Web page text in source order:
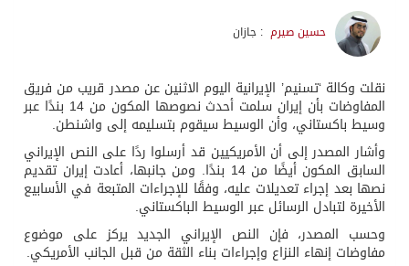
حسين صيرم : جازان
نقلت وكالة ‘تسنيم’ الإيرانية اليوم الاثنين عن مصدر قريب من فريق
المفاوضات بأن إيران سلمت أحدث نصوصها المكون من 14 بندًا عبر
وسيط باكستاني، وأن الوسيط سيقوم بتسليمه إلى واشنطن.
وأشار المصدر إلى أن الأمريكيين قد أرسلوا ردًا على النص الإيراني
السابق المكون أيضًا من 14 بندًا. ومن جانبها، أعادت إيران تقديم
نصها بعد إجراء تعديلات عليه، وفقًا للإجراءات المتبعة في الأسابيع
الأخيرة لتبادل الرسائل عبر الوسيط الباكستاني.
وحسب المصدر، فإن النص الإيراني الجديد يركز على موضوع
مفاوضات إنهاء النزاع وإجراءات بناء الثقة من قبل الجانب الأمريكي.